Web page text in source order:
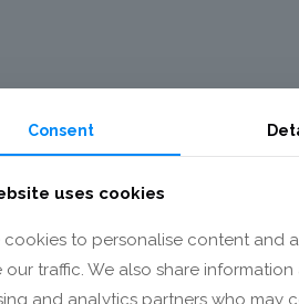
motor 42V
Consent
uses cookies
cookies to personalise content and
our traffic. We also share
and analytics partners who may